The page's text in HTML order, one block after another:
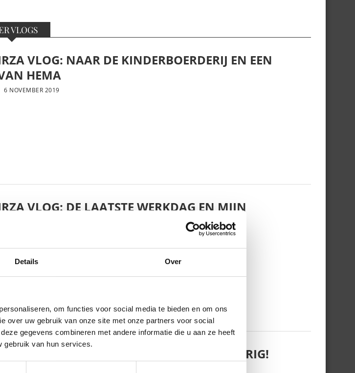
Details Over
om functies voor social media te bieden en om ons
over uw gebruik van onze site met onze partners voor social
gegevens combineren met andere informatie die u aan ze heeft
gebruik van hun services.
VLOGS
VLOG: NAAR DE KINDERBOERDERIJ EN EEN
HEMA
6 NOVEMBER 2019
VLOG: DE LAATSTE WERKDAG EN MIJN
VLOG: HET IS FEEST, WANT REBEL IS JARIG!